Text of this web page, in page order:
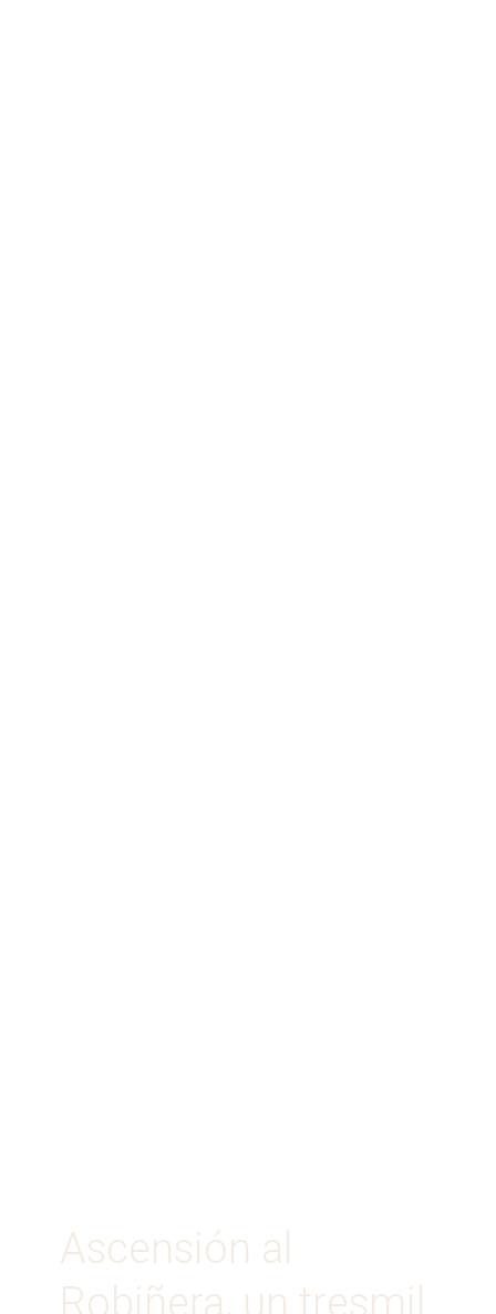
Ascensión al
Robiñera, un tresmil